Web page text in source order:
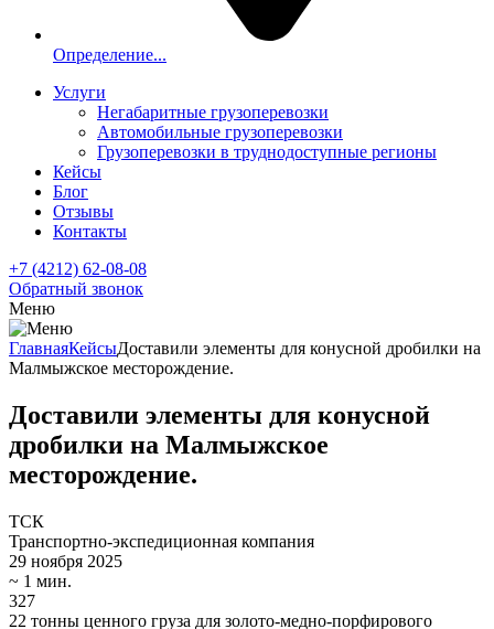
Определение...
Услуги
Негабаритные грузоперевозки
Автомобильные грузоперевозки
Грузоперевозки в труднодоступные регионы
Кейсы
Блог
Отзывы
Контакты
+7 (4212) 62-08-08
Обратный звонок
Меню
ГлавнаяКейсыДоставили элементы для конусной дробилки на
Малмыжское месторождение.
Доставили элементы для конусной
дробилки на Малмыжское
месторождение.
ТСК
Транспортно-экспедиционная компания
29 ноября 2025
~ 1 мин.
327
22 тонны ценного груза для золото-медно-порфирового